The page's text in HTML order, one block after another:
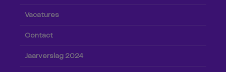
Vacatures
Contact
Jaarverslag 2024